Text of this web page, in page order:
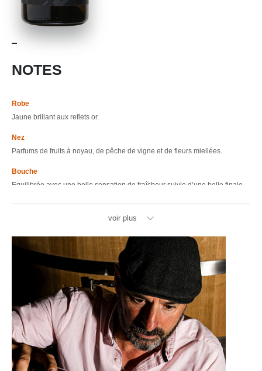
NOTES
Robe
Jaune brillant aux reflets or.
Nez
Parfums de fruits à noyau, de pêche de vigne et de fleurs miellées.
Bouche
Equilibrée avec une belle sensation de fraîcheur suivie d’une belle finale.
voir plus